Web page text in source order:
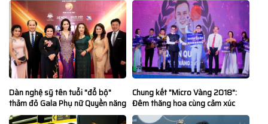
Dàn nghệ sỹ tên tuổi "đổ bộ"
thảm đỏ Gala Phụ nữ Quyền năng
Chung kết "Micro Vàng 2018":
Đêm thăng hoa cùng cảm xúc